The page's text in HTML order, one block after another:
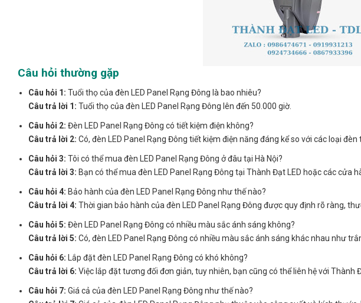
Câu hỏi thường gặp
Câu hỏi 1: Tuổi thọ của đèn LED Panel Rạng Đông là bao nhiêu?
Câu trả lời 1: Tuổi thọ của đèn LED Panel Rạng Đông lên đến 50.000 giờ.
Câu hỏi 2: Đèn LED Panel Rạng Đông có tiết kiệm điện không?
Câu trả lời 2: Có, đèn LED Panel Rạng Đông tiết kiệm điện năng đáng kể so với các loại đèn
Câu hỏi 3: Tôi có thể mua đèn LED Panel Rạng Đông ở đâu tại Hà Nội?
Câu trả lời 3: Bạn có thể mua đèn LED Panel Rạng Đông tại Thành Đạt LED hoặc các cửa
Câu hỏi 4: Bảo hành của đèn LED Panel Rạng Đông như thế nào?
Câu trả lời 4: Thời gian bảo hành của đèn LED Panel Rạng Đông được quy định rõ ràng,
Câu hỏi 5: Đèn LED Panel Rạng Đông có nhiều màu sắc ánh sáng không?
Câu trả lời 5: Có, đèn LED Panel Rạng Đông có nhiều màu sắc ánh sáng khác nhau như
Câu hỏi 6: Lắp đặt đèn LED Panel Rạng Đông có khó không?
Câu trả lời 6: Việc lắp đặt tương đối đơn giản, tuy nhiên, bạn cũng có thể liên hệ với Thành
Câu hỏi 7: Giá cả của đèn LED Panel Rạng Đông như thế nào?